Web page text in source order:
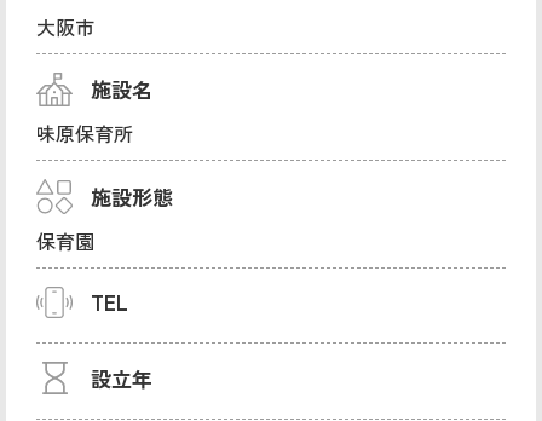
大阪市
施設名
味原保育所
施設形態
保育園
TEL
設立年